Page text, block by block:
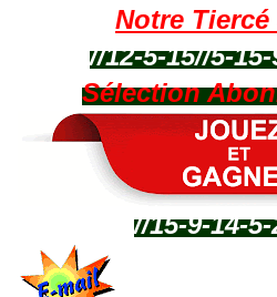
Notre
//12-5-15//5-
Sélection
//15-9-14-